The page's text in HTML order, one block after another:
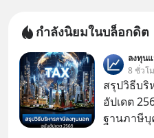
กำลังนิยมในบล็อกดิต
ลงทุน
8 ชั่วโ
สรุปวิธีบ
อัปเดต
ฐานภาษี